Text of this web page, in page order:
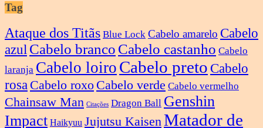
Tag
Ataque dos Titãs Blue Lock Cabelo amarelo Cabelo
azulCabelo branco Cabelo castanho Cabelo
laranja Cabelo loiro Cabelo preto Cabelo
rosa Cabelo roxo Cabelo verde Cabelo vermelho
Chainsaw Man Citações Dragon Ball Genshin
Impact Haikyuu Jujutsu KaisenMatador de